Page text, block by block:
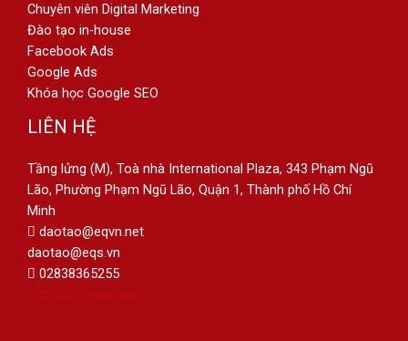
Chuyên viên Digital Marketing
Đào tạo in-house
Facebook Ads
Google Ads
Khóa học Google SEO
LIÊN HỆ
Tầng lửng (M), Toà nhà International Plaza, 343 Phạm Ngũ
Lão, Phường Phạm Ngũ Lão, Quận 1, Thành phố Hồ Chí
Minh
daotao@eqvn.net
daotao@eqs.vn
02838365255
fb.com/eqvn.net